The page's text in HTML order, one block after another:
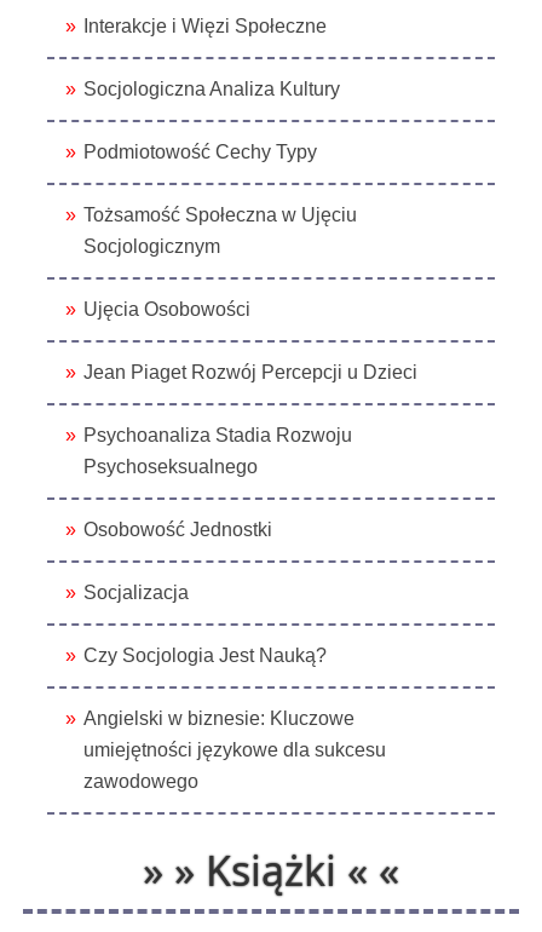
Interakcje i Więzi Społeczne
Socjologiczna Analiza Kultury
Podmiotowość Cechy Typy
Tożsamość Społeczna w Ujęciu
Socjologicznym
Ujęcia Osobowości
Jean Piaget Rozwój Percepcji u Dzieci
Psychoanaliza Stadia Rozwoju
Psychoseksualnego
Osobowość Jednostki
Socjalizacja
Czy Socjologia Jest Nauką?
Angielski w biznesie: Kluczowe
umiejętności językowe dla sukcesu
zawodowego
» » Książki « «